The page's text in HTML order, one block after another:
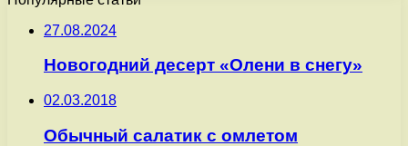
27.08.2024
Новогодний десерт «Олени в снегу»
02.03.2018
Обычный салатик с омлетом